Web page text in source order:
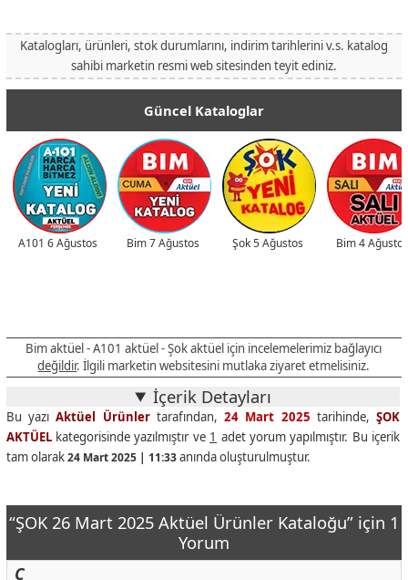
Katalogları, ürünleri, stok durumlarını, indirim tarihlerini v.s. katalog
sahibi marketin resmi web sitesinden teyit ediniz.
Güncel Kataloglar
A101 6 Ağustos Bim 7 Ağustos Şok 5 Ağustos Bim 4 Ağustos
Bim aktüel - A101 aktüel - Şok aktüel için incelemelerimiz bağlayıcı
değildir. İlgili marketin websitesini mutlaka ziyaret etmelisiniz.
İçerik Detayları
Bu yazıAktüel Ürünlertarafından,24 Mart 2025 tarihinde,ŞOK
AKTÜELkategorisinde yazılmıştır ve 1 adet yorum yapılmıştır. Bu içerik
tam olarak24 Mart 2025 | 11:33anında oluşturulmuştur.
“ŞOK 26 Mart 2025 Aktüel Ürünler Kataloğu” için 1
Yorum
C